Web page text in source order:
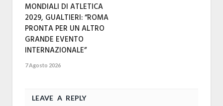
MONDIALI DI ATLETICA
2029, GUALTIERI: “ROMA
PRONTA PER UN ALTRO
GRANDE EVENTO
INTERNAZIONALE”
7 Agosto 2026
LEAVE A REPLY